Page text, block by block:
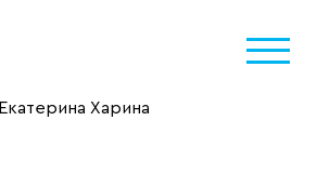
Екатерина Харина